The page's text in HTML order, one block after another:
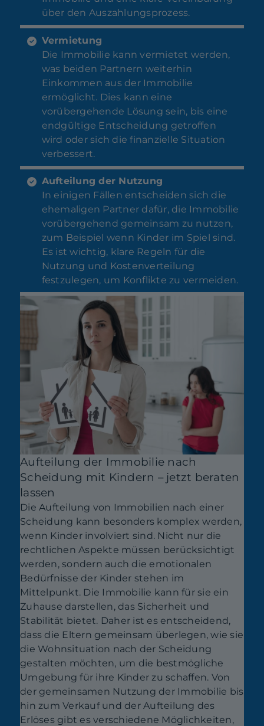
über den Auszahlungsprozess.
Vermietung
Die Immobilie kann vermietet werden,
was beiden Partnern weiterhin
Einkommen aus der Immobilie
ermöglicht. Dies kann eine
vorübergehende Lösung sein, bis eine
endgültige Entscheidung getroffen
wird oder sich die finanzielle Situation
verbessert.
Aufteilung der Nutzung
In einigen Fällen entscheiden sich die
ehemaligen Partner dafür, die Immobilie
vorübergehend gemeinsam zu nutzen,
zum Beispiel wenn Kinder im Spiel sind.
Es ist wichtig, klare Regeln für die
Nutzung und Kostenverteilung
festzulegen, um Konflikte zu vermeiden.
Aufteilung der Immobilie nach
Scheidung mit Kindern – jetzt beraten
lassen
Die Aufteilung von Immobilien nach einer
Scheidung kann besonders komplex werden,
wenn Kinder involviert sind. Nicht nur die
rechtlichen Aspekte müssen berücksichtigt
werden, sondern auch die emotionalen
Bedürfnisse der Kinder stehen im
Mittelpunkt. Die Immobilie kann für sie ein
Zuhause darstellen, das Sicherheit und
Stabilität bietet. Daher ist es entscheidend,
dass die Eltern gemeinsam überlegen, wie sie
die Wohnsituation nach der Scheidung
gestalten möchten, um die bestmögliche
Umgebung für ihre Kinder zu schaffen. Von
der gemeinsamen Nutzung der Immobilie bis
hin zum Verkauf und der Aufteilung des
Erlöses gibt es verschiedene Möglichkeiten,